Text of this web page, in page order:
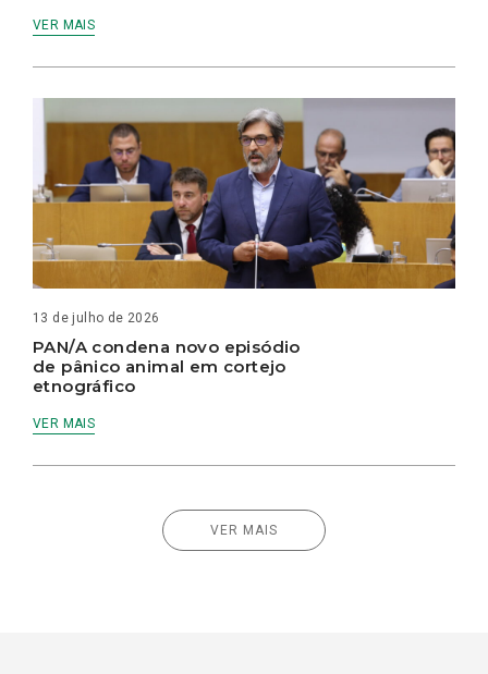
VER MAIS
13 de julho de 2026
PAN/A condena novo episódio
de pânico animal em cortejo
etnográfico
VER MAIS
VER MAIS